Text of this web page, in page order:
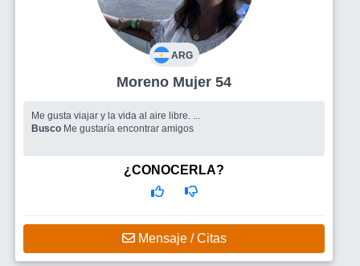
ARG
Moreno Mujer 54
Me gusta viajar y la vida al aire libre. ...
Busco Me gustaría encontrar amigos
¿CONOCERLA?
Mensaje / Citas